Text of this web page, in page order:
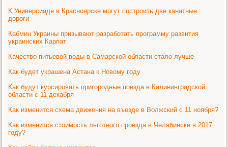
К Универсиаде в Красноярске могут построить две канатные
дороги
Кабмин Украины призывают разработать программу развития
украинских Карпат
Качество питьевой воды в Самарской области стало лучше
Как будет украшена Астана к Новому году
Как будут курсировать пригородные поезда в Калининградской
области с 11 декабря
Как изменится схема движения на въезде в Волжский с 11 ноября?
Как изменится стоимость льготного проезда в Челябинске в 2017
году?